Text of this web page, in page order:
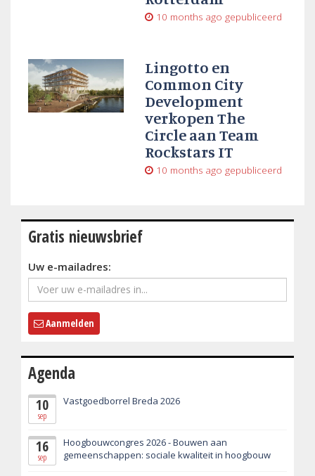
10 months ago gepubliceerd
Lingotto en
Common City
Development
verkopen The
Circle aan Team
Rockstars IT
10 months ago gepubliceerd
Gratis nieuwsbrief
Uw e-mailadres:
Aanmelden
Agenda
10
sep
Vastgoedborrel Breda 2026
16
sep
Hoogbouwcongres 2026 - Bouwen aan
gemeenschappen: sociale kwaliteit in hoogbouw